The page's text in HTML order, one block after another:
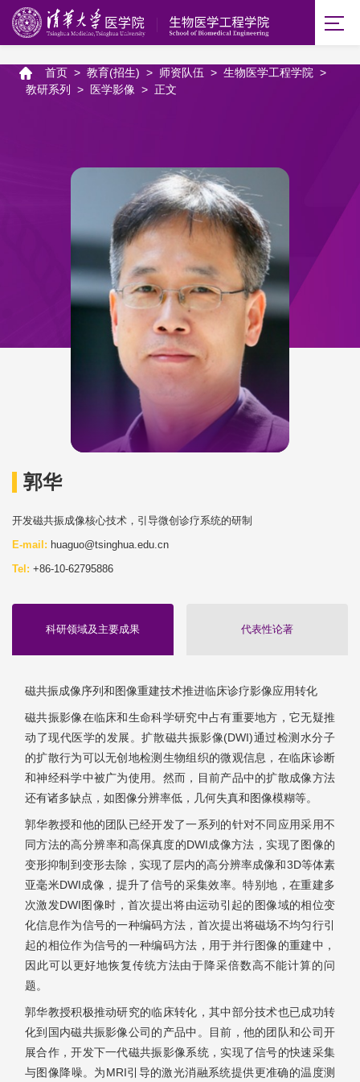
首页 > 教育(招生) > 师资队伍 > 生物医学工程学院 >
教研系列
> 医学影像 > 正文
郭华
开发磁共振成像核心技术，引导微创诊疗系统的研制
E-mail: huaguo@tsinghua.edu.cn
Tel: +86-10-62795886
科研领域及主要成果 代表性论著
磁共振成像序列和图像重建技术推进临床诊疗影像应用转化
磁共振影像在临床和生命科学研究中占有重要地方，它无疑推
动了现代医学的发展。扩散磁共振影像(DWI)通过检测水分子
的扩散行为可以无创地检测生物组织的微观信息，在临床诊断
和神经科学中被广为使用。然而，目前产品中的扩散成像方法
还有诸多缺点，如图像分辨率低，几何失真和图像模糊等。
郭华教授和他的团队已经开发了一系列的针对不同应用采用不
同方法的高分辨率和高保真度的DWI成像方法，实现了图像的
变形抑制到变形去除，实现了层内的高分辨率成像和3D等体素
亚毫米DWI成像，提升了信号的采集效率。特别地，在重建多
次激发DWI图像时，首次提出将由运动引起的图像域的相位变
化信息作为信号的一种编码方法，首次提出将磁场不均匀行引
起的相位作为信号的一种编码方法，用于并行图像的重建中，
因此可以更好地恢复传统方法由于降采倍数高不能计算的问
题。
郭华教授积极推动研究的临床转化，其中部分技术也已成功转
化到国内磁共振影像公司的产品中。目前，他的团队和公司开
展合作，开发下一代磁共振影像系统，实现了信号的快速采集
与图像降噪。为MRI引导的激光消融系统提供更准确的温度测